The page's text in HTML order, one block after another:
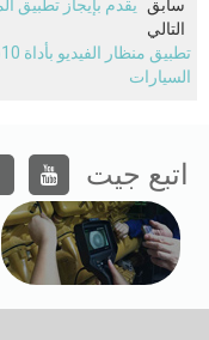
سابق
يقدم بإيجاز تطبيق
التالي
السيارات
اتبع جيت